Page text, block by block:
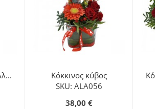
Κόκκινος κύβος
SKU: ALA056
38,00 €